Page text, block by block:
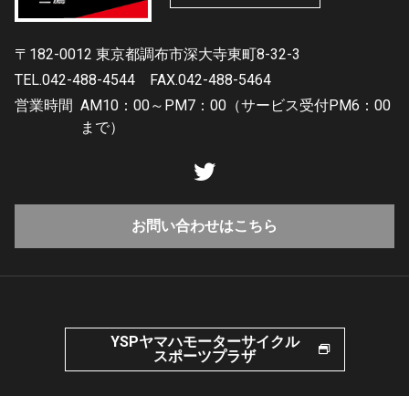
〒182-0012 東京都調布市深大寺東町8-32-3
TEL.042-488-4544
FAX.042-488-5464
営業時間 AM10：00～PM7：00（サービス受付PM6：00
まで）
お問い合わせはこちら
YSPヤマハモーターサイクル
スポーツプラザ